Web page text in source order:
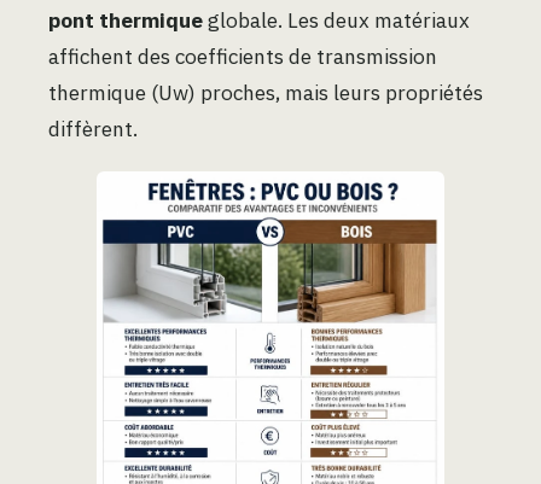
pont thermiqueglobale. Les deux matériaux
affichent des coefficients de transmission
thermique (Uw) proches, mais leurs propriétés
diffèrent.